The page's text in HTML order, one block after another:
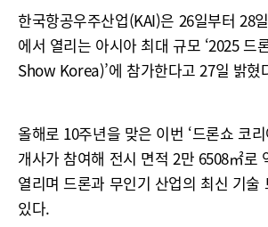
한국항공우주산업(KAI)은 26일부터 28
에서 열리는 아시아 최대 규모 ‘2025 드
Show Korea)’에 참가한다고 27일 밝혔
올해로 10주년을 맞은 이번 ‘드론쇼 코
개사가 참여해 전시 면적 2만 6508㎡로
열리며 드론과 무인기 산업의 최신 기술
있다.